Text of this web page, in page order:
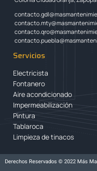
Servicios
Electricista
Fontanero
Aire acondicionado
Impermeabilización
Pintura
Tablaroca
Limpieza de tinacos
Derechos Reservados © 2022 Más